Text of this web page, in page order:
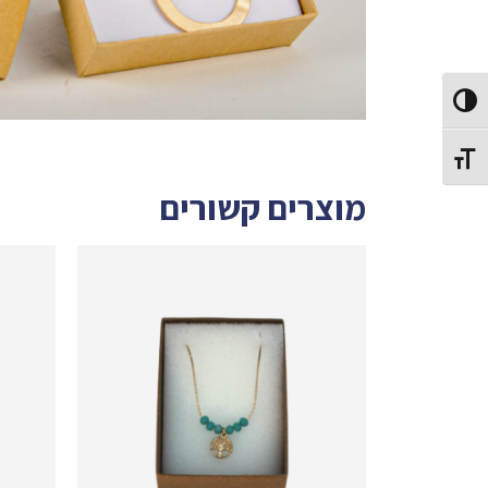
Toggle High Contrast
Toggle Font size
מוצרים קשורים